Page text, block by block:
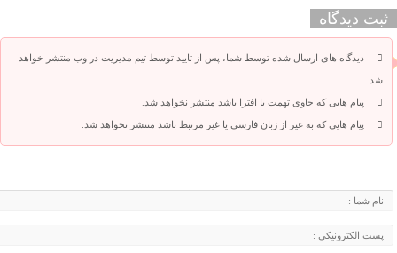
ثبت دیدگاه
دیدگاه های ارسال شده توسط شما، پس از تایید توسط تیم مدیریت در وب منتشر خواهد
شد.
پیام هایی که حاوی تهمت یا افترا باشد منتشر نخواهد شد.
پیام هایی که به غیر از زبان فارسی یا غیر مرتبط باشد منتشر نخواهد شد.